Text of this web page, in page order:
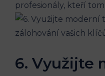
profesionály, kteří
6. Využijte